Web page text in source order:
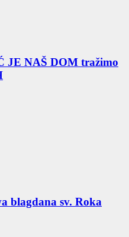
JE NAŠ DOM tražimo
blagdana sv. Roka